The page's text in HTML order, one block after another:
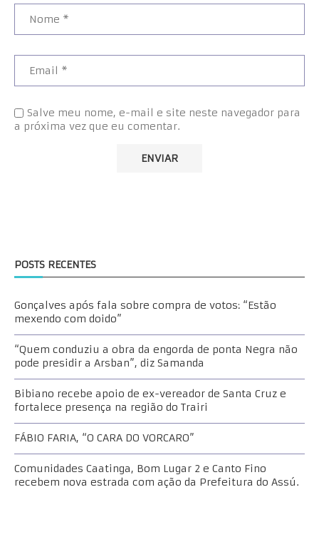
Salve meu nome, e-mail e site neste navegador para
a próxima vez que eu comentar.
POSTS RECENTES
Gonçalves após fala sobre compra de votos: “Estão
mexendo com doido”
“Quem conduziu a obra da engorda de ponta Negra não
pode presidir a Arsban”, diz Samanda
Bibiano recebe apoio de ex-vereador de Santa Cruz e
fortalece presença na região do Trairi
FÁBIO FARIA, “O CARA DO VORCARO”
Comunidades Caatinga, Bom Lugar 2 e Canto Fino
recebem nova estrada com ação da Prefeitura do Assú.